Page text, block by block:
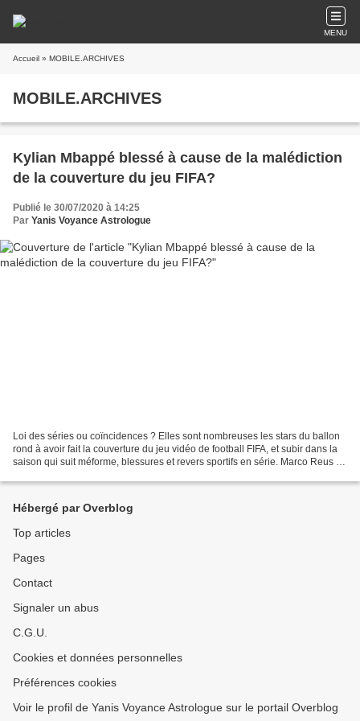
MENU
Accueil » MOBILE.ARCHIVES
MOBILE.ARCHIVES
Kylian Mbappé blessé à cause de la malédiction
de la couverture du jeu FIFA?
Publié le 30/07/2020 à 14:25
Par Yanis Voyance Astrologue
Loi des séries ou coïncidences ? Elles sont nombreuses les stars du ballon
rond à avoir fait la couverture du jeu vidéo de football FIFA, et subir dans la
saison qui suit méforme, blessures et revers sportifs en série. Marco Reus a
Hébergé par Overblog
Top articles
Pages
Contact
Signaler un abus
C.G.U.
Cookies et données personnelles
Préférences cookies
Voir le profil de Yanis Voyance Astrologue sur le portail Overblog